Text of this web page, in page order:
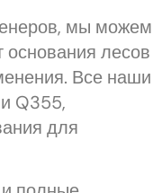
мы можем
основания лесов
Все наши
Q355,
для